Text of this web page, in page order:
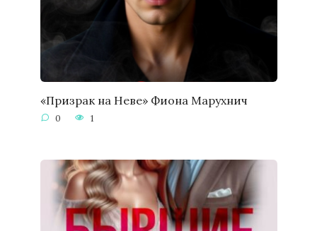
«Призрак на Неве» Фиона Марухнич
0 1